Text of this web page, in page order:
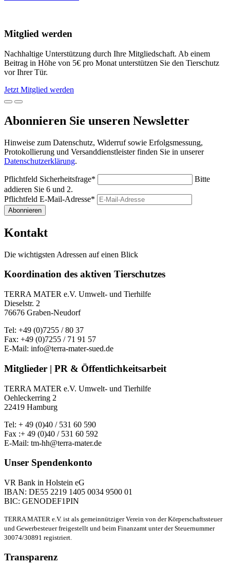
Mitglied werden
Nachhaltige Unterstützung durch Ihre Mitgliedschaft. Ab einem
Beitrag in Höhe von 5€ pro Monat unterstützen Sie den Tierschutz
vor Ihrer Tür.
Jetzt Mitglied werden
Abonnieren Sie unseren Newsletter
Hinweise zum Datenschutz, Widerruf sowie Erfolgsmessung,
Protokollierung und Versanddienstleister finden Sie in unserer
Datenschutzerklärung.
Pflichtfeld Sicherheitsfrage*
Bitte
addieren Sie 6 und 2.
Pflichtfeld E-Mail-Adresse*
Abonnieren
Kontakt
Die wichtigsten Adressen auf einen Blick
Koordination des aktiven Tierschutzes
TERRA MATER e.V. Umwelt- und Tierhilfe
Dieselstr. 2
76676 Graben-Neudorf
Tel: +49 (0)7255 / 80 37
Fax: +49 (0)7255 / 71 91 57
E-Mail: info@terra-mater-sued.de
Mitglieder | PR & Öffentlichkeitsarbeit
TERRA MATER e.V. Umwelt- und Tierhilfe
Oehleckerring 2
22419 Hamburg
Tel: + 49 (0)40 / 531 60 590
Fax :+ 49 (0)40 / 531 60 592
E-Mail: tm-hh@terra-mater.de
Unser Spendenkonto
VR Bank in Holstein eG
IBAN: DE55 2219 1405 0034 9500 01
BIC: GENODEF1PIN
TERRA MATER e.V. ist als gemeinnütziger Verein von der Körperschaftssteuer
und Gewerbesteuer freigestellt und beim Finanzamt unter der Steuernummer
30074/30891 registriert.
Transparenz